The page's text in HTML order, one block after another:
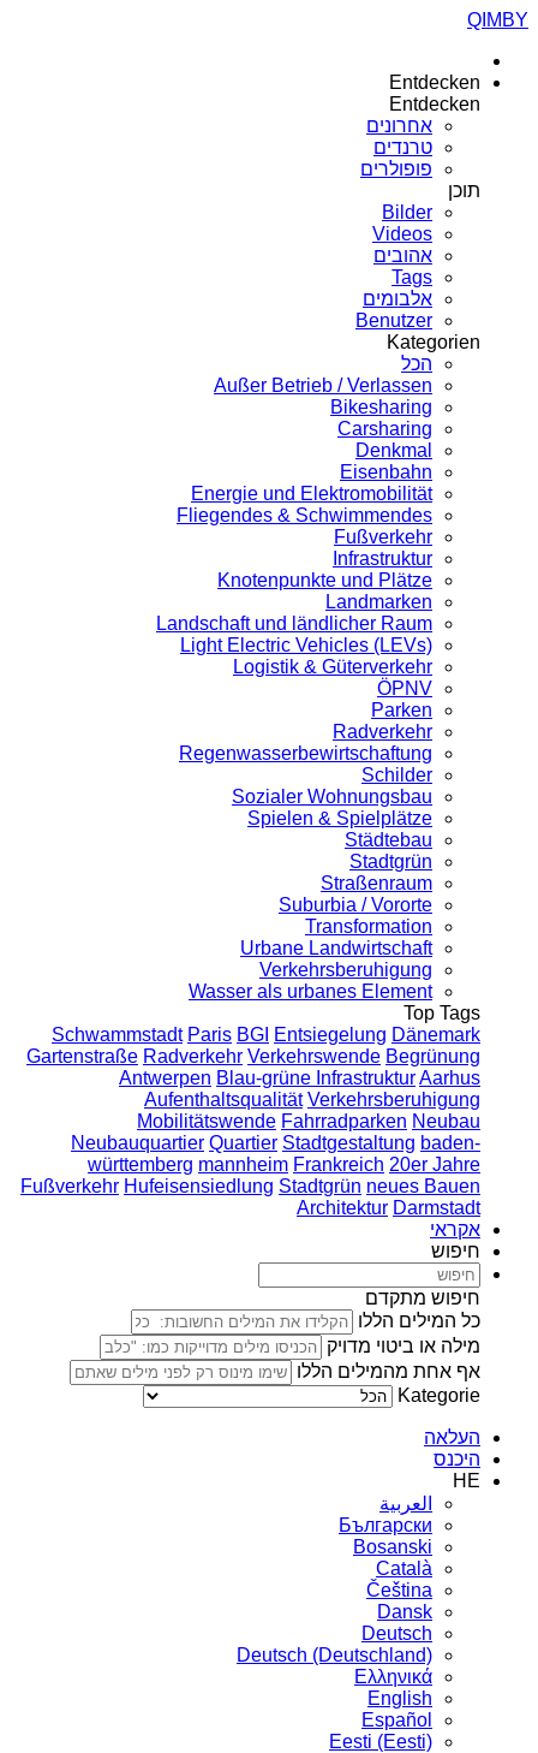
QIMBY
Entdecken
Entdecken
אחרונים
טרנדים
פופולרים
תוכן
Bilder
Videos
אהובים
Tags
אלבומים
Benutzer
Kategorien
הכל
Außer Betrieb / Verlassen
Bikesharing
Carsharing
Denkmal
Eisenbahn
Energie und Elektromobilität
Fliegendes & Schwimmendes
Fußverkehr
Infrastruktur
Knotenpunkte und Plätze
Landmarken
Landschaft und ländlicher Raum
Light Electric Vehicles (LEVs)
Logistik & Güterverkehr
ÖPNV
Parken
Radverkehr
Regenwasserbewirtschaftung
Schilder
Sozialer Wohnungsbau
Spielen & Spielplätze
Städtebau
Stadtgrün
Straßenraum
Suburbia / Vororte
Transformation
Urbane Landwirtschaft
Verkehrsberuhigung
Wasser als urbanes Element
Top Tags
Schwammstadt Paris BGI Entsiegelung Dänemark
Gartenstraße Radverkehr Verkehrswende Begrünung
Antwerpen Blau-grüne InfrastrukturAarhus
Aufenthaltsqualität Verkehrsberuhigung
Mobilitätswende Fahrradparken Neubau
Neubauquartier Quartier Stadtgestaltung baden-
württemberg mannheim Frankreich 20er Jahre
Fußverkehr Hufeisensiedlung Stadtgrün neues Bauen
Architektur Darmstadt
אקראי
חיפוש
חיפוש מתקדם
כל המילים הללו
מילה או ביטוי מדויק
אף אחת מהמילים הללו
Kategorie
העלאה
היכנס
HE
العربية
Български
Bosanski
Сatalà
Čeština
Dansk
Deutsch
Deutsch (Deutschland)
Ελληνικά
English
Español
Eesti (Eesti)